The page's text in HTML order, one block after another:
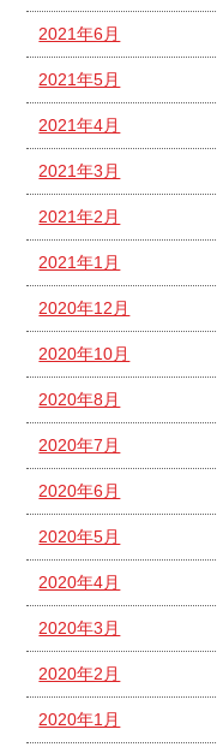
2021年6月
2021年5月
2021年4月
2021年3月
2021年2月
2021年1月
2020年12月
2020年10月
2020年8月
2020年7月
2020年6月
2020年5月
2020年4月
2020年3月
2020年2月
2020年1月